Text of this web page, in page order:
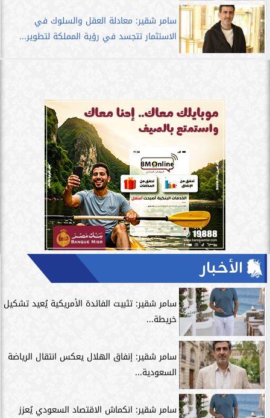
سامر شقير: معادلة العقل والسلوك في
الاستثمار تتجسد في رؤية المملكة لتطوير...
الأخبار
سامر شقير: تثبيت الفائدة الأمريكية يُعيد تشكيل
خريطة...
سامر شقير: إنفاق الهلال يعكس انتقال الرياضة
السعودية...
سامر شقير: انكماش الاقتصاد السعودي يُعزز